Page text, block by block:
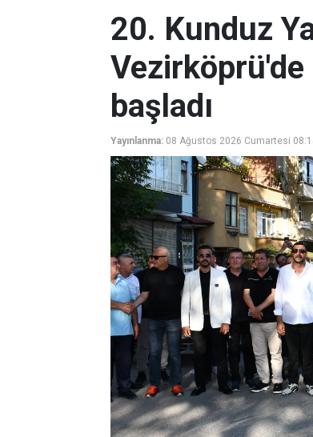
20. Kunduz
başladı
Yayınlanma: 08 Ağustos 2026 Cumartesi